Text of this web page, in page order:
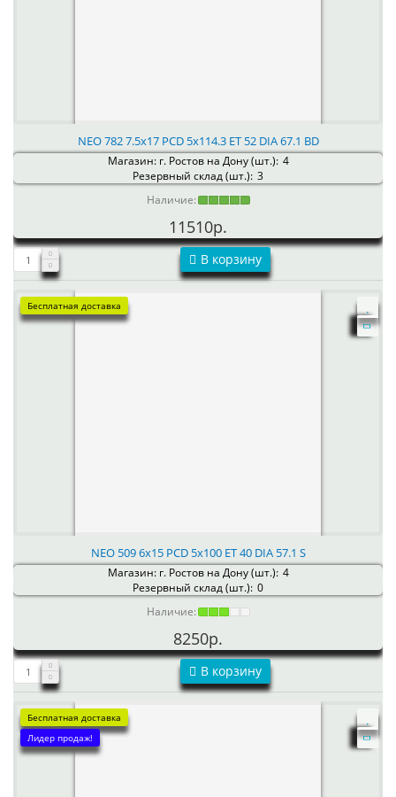
NEO 782 7.5x17 PCD 5x114.3 ET 52 DIA 67.1 BD
Магазин: г. Ростов на Дону (шт.): 4
Резервный склад (шт.): 3
Наличие:
11510р.
В корзину
Бесплатная доставка
NEO 509 6x15 PCD 5x100 ET 40 DIA 57.1 S
Магазин: г. Ростов на Дону (шт.): 4
Резервный склад (шт.): 0
Наличие:
8250р.
В корзину
Бесплатная доставка
Лидер продаж!